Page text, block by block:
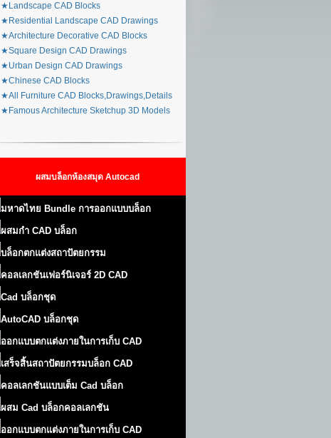
★Landscape CAD Blocks
★Residential Landscape CAD Drawings
★Architecture Decorative CAD Blocks
★Square Design CAD Drawings
★Urban Design CAD Drawings
★Chinese CAD Blocks
★All Furniture CAD Blocks,Drawings,Details
★Famous Architecture Sketchup 3D Models
ผสมบล็อกห้องสมุด Autocad
มหาดไทย Bundle การออกแบบบล็อก
ผสมกำ CAD บล็อก
บล็อกตกแต่งสถาปัตยกรรม
คอลเลกชันเฟอร์นิเจอร์ 2D CAD
Cad บล็อกชุด
AutoCAD บล็อกชุด
ออกแบบตกแต่งภายในการเก็บ CAD
เสร็จสิ้นสถาปัตยกรรมบล็อก CAD
คอลเลกชันแบบเต็ม Cad บล็อก
ผสม Cad บล็อกคอลเลกชัน
ออกแบบตกแต่งภายในการเก็บ CAD